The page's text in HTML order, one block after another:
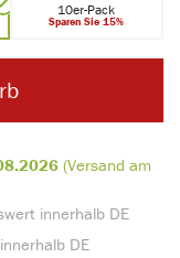
innerhalb DE
DE
(Versand am
10er-Pack
Sparen Sie 15%